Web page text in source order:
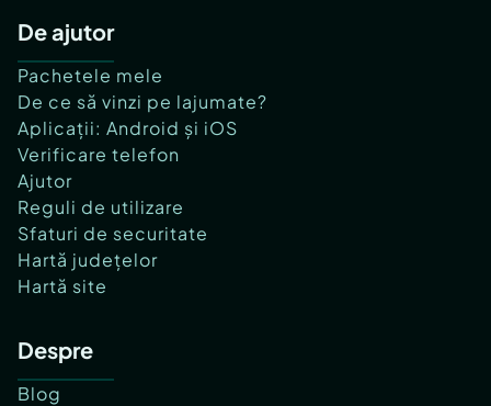
De ajutor
Pachetele mele
De ce să vinzi pe lajumate?
Aplicații: Android și iOS
Verificare telefon
Ajutor
Reguli de utilizare
Sfaturi de securitate
Hartă județelor
Hartă site
Despre
Blog